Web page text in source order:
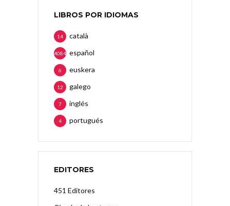
LIBROS POR IDIOMAS
català
14
español
4084
euskera
6
galego
12
inglés
7
portugués
4
EDITORES
451 Editores